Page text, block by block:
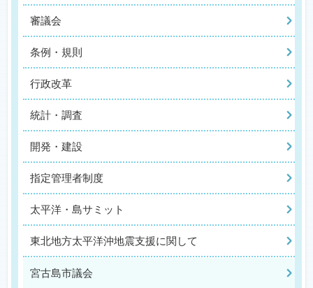
審議会
条例・規則
行政改革
統計・調査
開発・建設
指定管理者制度
太平洋・島サミット
東北地方太平洋沖地震支援に関して
宮古島市議会